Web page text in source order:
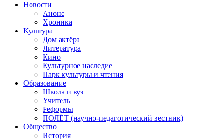
Новости
Анонс
Хроника
Культура
Дом актёра
Литература
Кино
Культурное наследие
Парк культуры и чтения
Образование
Школа и вуз
Учитель
Реформы
ПОЛЁТ (научно-педагогический вестник)
Общество
История